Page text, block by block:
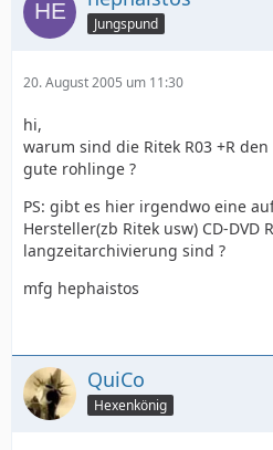
Jungspund
20. August 2005 um 11:30
hi,
warum sind die Ritek R03 +R
gute rohlinge ?
PS: gibt es hier irgendwo eine
Hersteller(zb Ritek usw) CD-
langzeitarchivierung sind ?
mfg hephaistos
QuiCo
Hexenkönig